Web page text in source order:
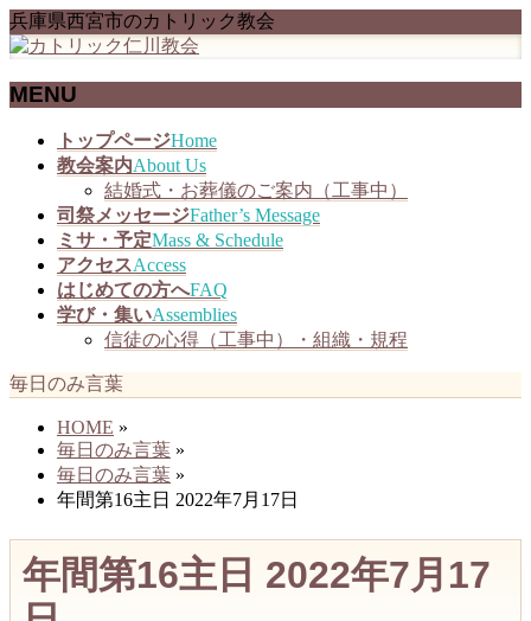
兵庫県西宮市のカトリック教会
MENU
トップページHome
教会案内About Us
結婚式・お葬儀のご案内（工事中）
司祭メッセージFather’s Message
ミサ・予定Mass & Schedule
アクセスAccess
はじめての方へFAQ
学び・集いAssemblies
信徒の心得（工事中）・組織・規程
毎日のみ言葉
HOME »
毎日のみ言葉 »
毎日のみ言葉 »
年間第16主日 2022年7月17日
年間第16主日 2022年7月17